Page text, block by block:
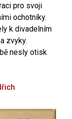
pro svoji
ochotníky.
k divadelním
zvyky.
nesly otisk